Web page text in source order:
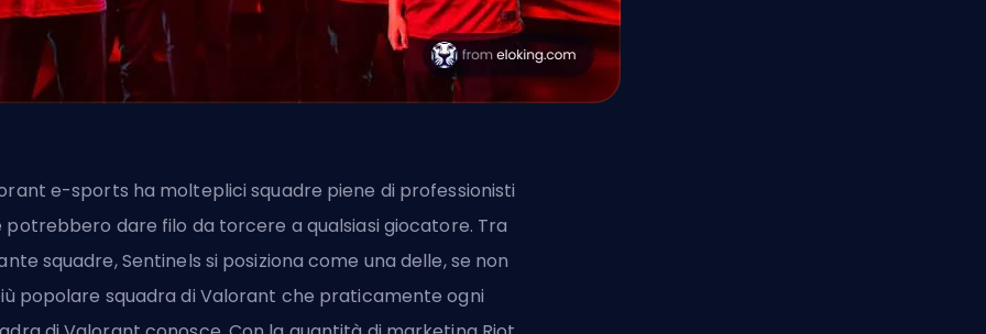
e-sports ha molteplici squadre piene di professionisti
potrebbero dare filo da torcere a qualsiasi giocatore. Tra
squadre, Sentinels si posiziona come una delle, se non
popolare squadra di Valorant che praticamente ogni